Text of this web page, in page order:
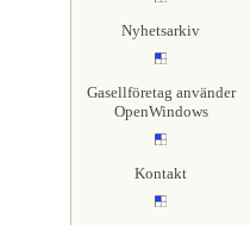
Nyhetsarkiv
Gasellföretag använder
OpenWindows
Kontakt